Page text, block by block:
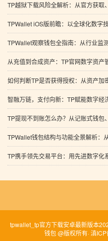
TP越狱下载风险全解析：从官方获取、提
TPWallet iOS版前瞻：以全球化数字
TPWallet观察钱包全指南：从行业监
从充值到合成资产：TP官网数字资产管
如何判断TP是否获得授权：从资产加
智融万链，支付向新：TP赋能数字经
TP提现不到账怎么办？从记账式钱包、
TPWallet钱包结构与功能全景解析：
TP携手领先交易平台：用先进数字化系统重塑安全
tpwallet_tp官方下载安卓最新版本
钱包 @版权所有·滇